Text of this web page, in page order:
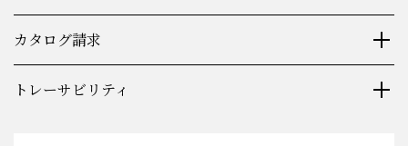
カタログ請求
トレーサビリティ